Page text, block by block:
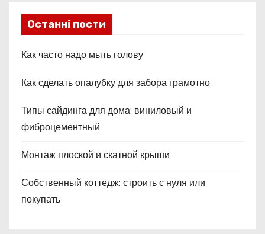
м
Останні пости
Как часто надо мыть голову
Как сделать опалубку для забора грамотно
Типы сайдинга для дома: виниловый и
фиброцементный
Монтаж плоской и скатной крыши
Собственный коттедж: строить с нуля или
покупать